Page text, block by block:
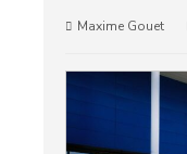
Maxime Gouet